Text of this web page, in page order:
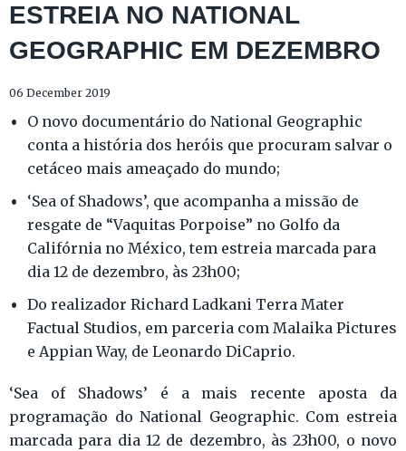
ESTREIA NO NATIONAL
GEOGRAPHIC EM DEZEMBRO
06 December 2019
O novo documentário do National Geographic
conta a história dos heróis que procuram salvar o
cetáceo mais ameaçado do mundo;
‘Sea of Shadows’, que acompanha a missão de
resgate de “Vaquitas Porpoise” no Golfo da
Califórnia no México, tem estreia marcada para
dia 12 de dezembro, às 23h00;
Do realizador Richard Ladkani Terra Mater
Factual Studios, em parceria com Malaika Pictures
e Appian Way, de Leonardo DiCaprio.
‘Sea of Shadows’ é a mais recente aposta da
programação do National Geographic. Com estreia
marcada para dia 12 de dezembro, às 23h00, o novo